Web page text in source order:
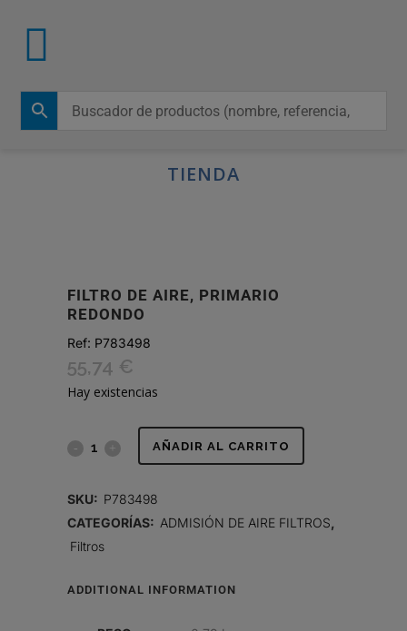
TIENDA
FILTRO DE AIRE, PRIMARIO
REDONDO
Ref: P783498
55,74 €
Hay existencias
FILTRO
PRIMARIO
AÑADIR AL CARRITO
SKU: P783498
CATEGORÍAS: ADMISIÓN DE AIRE FILTROS
Filtros
ADDITIONAL INFORMATION